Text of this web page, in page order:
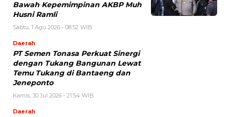
Bawah Kepemimpinan AKBP Muh
Husni Ramli
Sabtu, 1 Agu 2026 - 08:52 WIB
Daerah
PT Semen Tonasa Perkuat Sinergi
dengan Tukang Bangunan Lewat
Temu Tukang di Bantaeng dan
Jeneponto
Kamis, 30 Jul 2026 - 21:54 WIB
Daerah